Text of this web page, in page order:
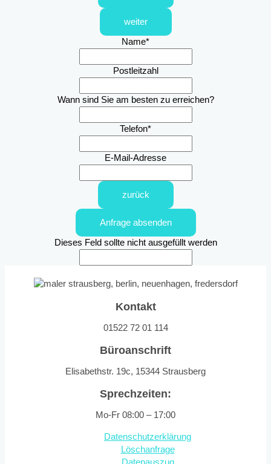
weiter
Name*
Postleitzahl
Wann sind Sie am besten zu erreichen?
Telefon*
E-Mail-Adresse
zurück
Anfrage absenden
Dieses Feld sollte nicht ausgefüllt werden
Kontakt
01522 72 01 114
Büroanschrift
Elisabethstr. 19c, 15344 Strausberg
Sprechzeiten:
Mo-Fr 08:00 – 17:00
Datenschutzerklärung
Löschanfrage
Datenauszug